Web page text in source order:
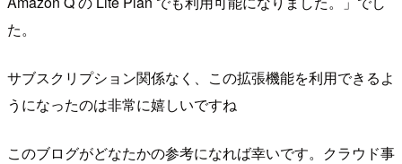
た。
サブスクリプション関係なく、この拡張機能を利用できるよ
うになったのは非常に嬉しいですね
このブログがどなたかの参考になれば幸いです。クラウド事